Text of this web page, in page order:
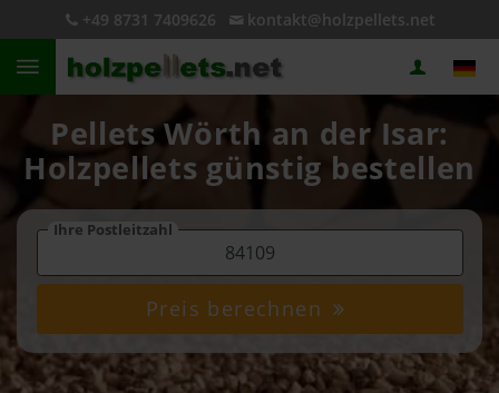
+49 8731 7409626 kontakt@holzpellets.net
Pellets Wörth an der Isar:
Holzpellets günstig bestellen
Ihre Postleitzahl
Preis berechnen